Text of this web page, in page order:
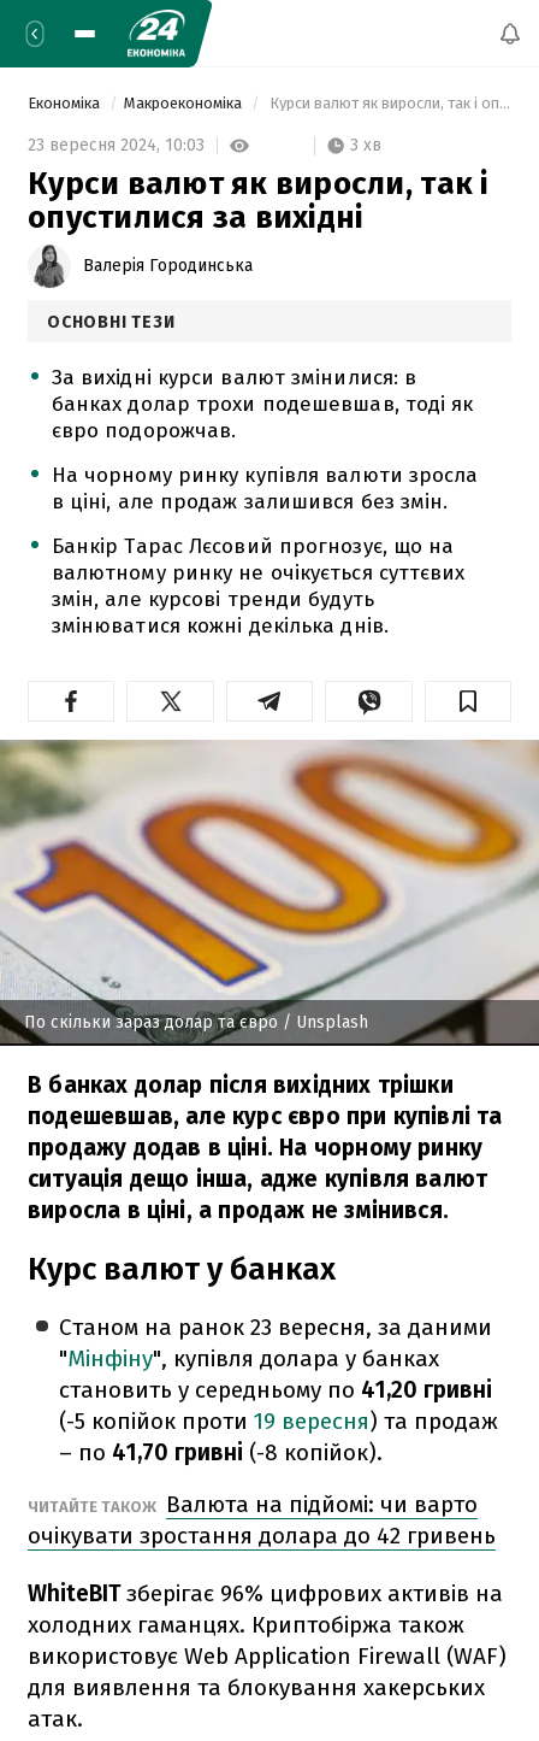
Економіка Макроекономіка Курси валют як виросли, так і опустилися за вихідні
23 вересня 2024, 10:03 3 хв
Курси валют як виросли, так і
опустилися за вихідні
Валерія Городинська
ОСНОВНІ ТЕЗИ
За вихідні курси валют змінилися: в
банках долар трохи подешевшав, тоді як
євро подорожчав.
На чорному ринку купівля валюти зросла
в ціні, але продаж залишився без змін.
Банкір Тарас Лєсовий прогнозує, що на
валютному ринку не очікується суттєвих
змін, але курсові тренди будуть
змінюватися кожні декілька днів.
По скільки зараз долар та євро / Unsplash
В банках долар після вихідних трішки
подешевшав, але курс євро при купівлі та
продажу додав в ціні. На чорному ринку
ситуація дещо інша, адже купівля валют
виросла в ціні, а продаж не змінився.
Курс валют у банках
Станом на ранок 23 вересня, за даними
"Мінфіну", купівля долара у банках
становить у середньому по 41,20 гривні
(-5 копійок проти19 вересня) та продаж
– по 41,70 гривні (-8 копійок).
ЧИТАЙТЕ ТАКОЖ
Валюта на підйомі: чи варто
очікувати зростання долара до 42 гривень
WhiteBITзберігає 96% цифрових активів на
холодних гаманцях. Криптобіржа також
використовує Web Application Firewall (WAF)
для виявлення та блокування хакерських
атак.